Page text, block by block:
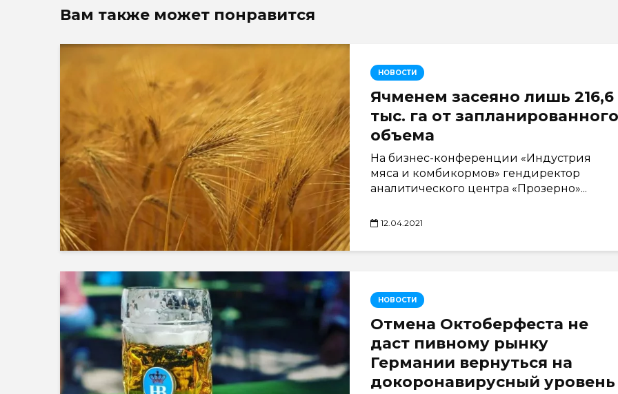
Вам также может понравится
НОВОСТИ
Ячменем засеяно лишь 216,6
тыс. га от запланированного
объема
На бизнес-конференции «Индустрия
мяса и комбикормов» гендиректор
аналитического центра «Прозерно»...
12.04.2021
НОВОСТИ
Отмена Октоберфеста не
даст пивному рынку
Германии вернуться на
докоронавирусный уровень